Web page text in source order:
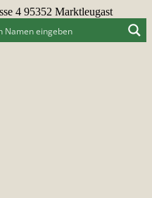
4 95352 Marktleugast